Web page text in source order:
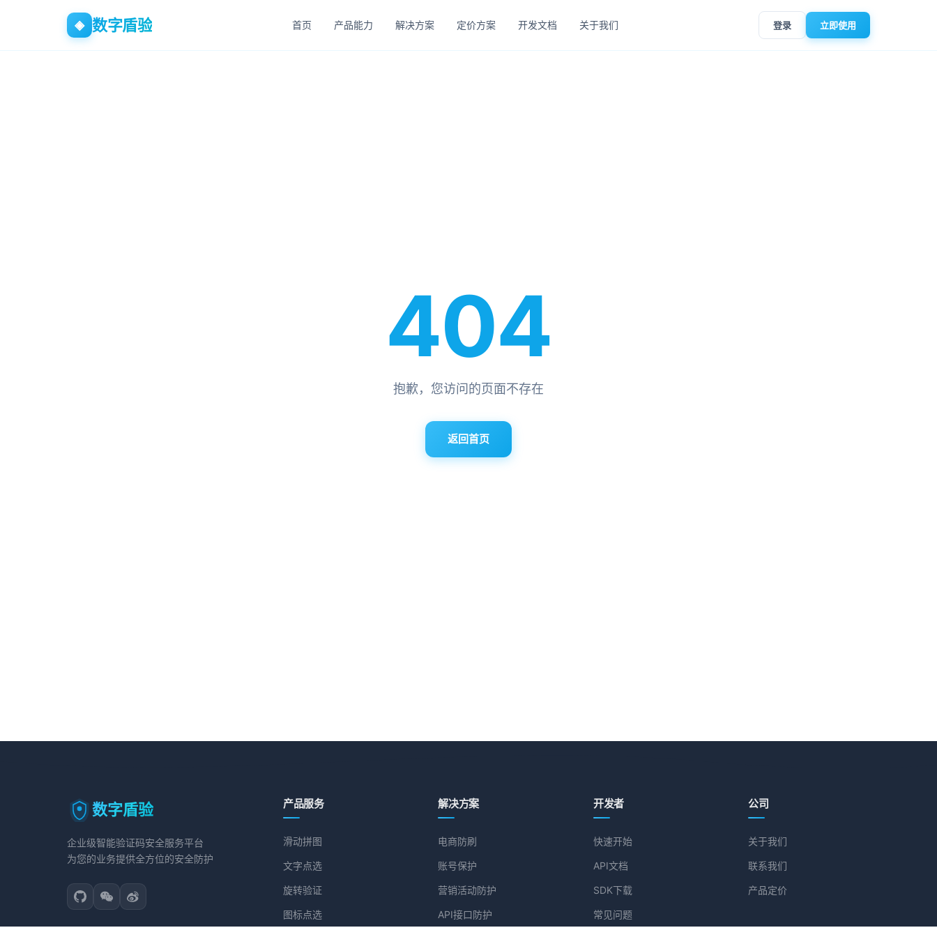
◈ 数字盾验 首页 产品能力 解决方案 定价方案 开发文档 关于我们 登录 立即使用
404
抱歉，您访问的页面不存在
返回首页
数字盾验
企业级智能验证码安全服务平台
为您的业务提供全方位的安全防护
产品服务
滑动拼图
文字点选
旋转验证
图标点选
解决方案
电商防刷
账号保护
营销活动防护
API接口防护
开发者
快速开始
API文档
SDK下载
常见问题
公司
关于我们
联系我们
产品定价